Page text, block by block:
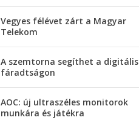
Vegyes félévet zárt a Magyar
Telekom
A szemtorna segíthet a digitális
fáradtságon
AOC: új ultraszéles monitorok
munkára és játékra